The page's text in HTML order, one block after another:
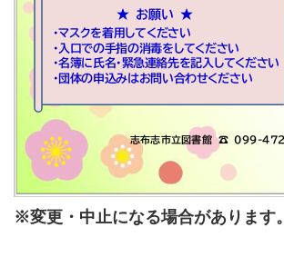
※変更・中止になる場合があります。